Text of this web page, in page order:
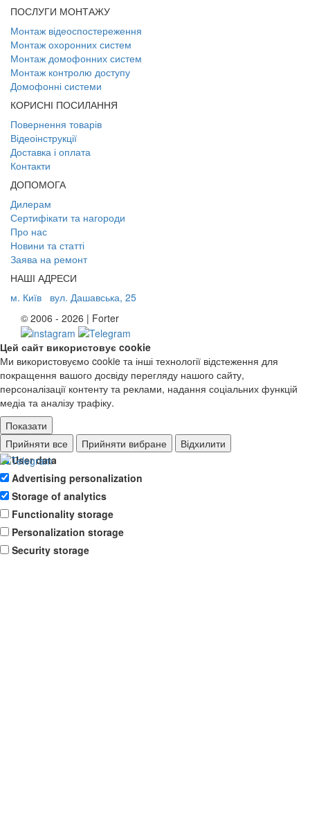
ПОСЛУГИ МОНТАЖУ
Монтаж відеоспостереження
Монтаж охоронних систем
Монтаж домофонних систем
Монтаж контролю доступу
Домофонні системи
КОРИСНІ ПОСИЛАННЯ
Повернення товарів
Відеоінструкції
Доставка і оплата
Контакти
ДОПОМОГА
Дилерам
Сертифікати та нагороди
Про нас
Новини та статті
Заява на ремонт
НАШІ АДРЕСИ
м. Київ
вул. Дашавська, 25
© 2006 - 2026 | Forter
Цей сайт використовує cookie
Ми використовуємо cookie та інші технології відстеження для
покращення вашого досвіду перегляду нашого сайту,
персоналізації контенту та реклами, надання соціальних функцій
медіа та аналізу трафіку.
Показати
Ad storage
User data
Advertising personalization
Storage of analytics
Functionality storage
Personalization storage
Security storage
Прийняти все Прийняти вибране Відхилити